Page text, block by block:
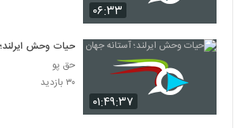
۰۶:۳۳
۰۱:۴۹:۳۷
حیات وحش
حق پو
۳۰ بازدید